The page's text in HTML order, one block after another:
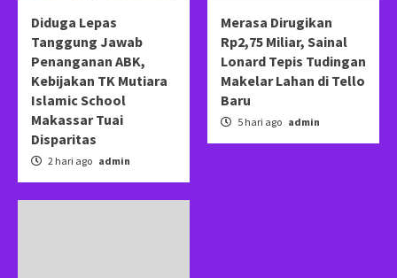
Diduga Lepas
Tanggung Jawab
Penanganan ABK,
Kebijakan TK Mutiara
Islamic School
Makassar Tuai
Disparitas
2 hari ago admin
Merasa Dirugikan
Rp2,75 Miliar, Sainal
Lonard Tepis Tudingan
Makelar Lahan di Tello
Baru
5 hari ago admin